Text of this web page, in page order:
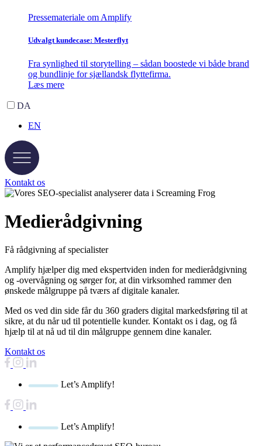
Pressemateriale om Amplify
Udvalgt kundecase: Mesterflyt
Fra synlighed til storytelling – sådan boostede vi både brand
og bundlinje for sjællandsk flyttefirma.
Læs mere
DA
EN
Kontakt os
Medierådgivning
Få rådgivning af specialister
Amplify hjælper dig med ekspertviden inden for medierådgivning
og -overvågning og sørger for, at din virksomhed rammer den
ønskede målgruppe på tværs af digitale kanaler.
Med os ved din side får du 360 graders digital markedsføring til at
sikre, at du når ud til potentielle kunder. Kontakt os i dag, og få
hjælp til at nå ud til din målgruppe gennem dine kanaler.
Kontakt os
Let’s Amplify!
Let’s Amplify!